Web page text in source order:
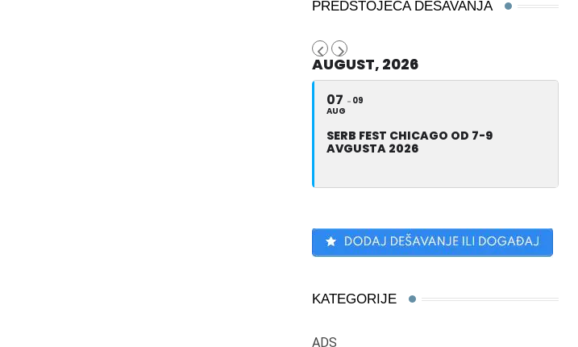
PREDSTOJEĆA DEŠAVANJA
AUGUST, 2026
07
AUG
09
SERB FEST CHICAGO OD 7-9
AVGUSTA 2026
KATEGORIJE
ADS